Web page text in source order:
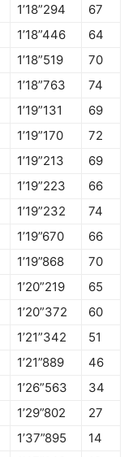
1’18”294
67
1’18”446
64
1’18”519
70
1’18”763
74
1’19”131
69
1’19”170
72
1’19”213
69
1’19”223
66
1’19”232
74
1’19”670
66
1’19”868
70
1’20”219
65
1’20”372
60
1’21”342
51
1’21”889
46
1’26”563
34
1’29”802
27
1’37”895
14